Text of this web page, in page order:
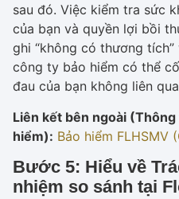
sau đó. Việc kiểm tra sức
của bạn và quyền lợi bồi
ghi “không có thương
công ty bảo hiểm có thể
đau của bạn không liên
Liên kết bên ngoài
hiểm): Bảo hiểm FLHSMV
Bước 5: Hiểu về
nhiệm so sánh tại